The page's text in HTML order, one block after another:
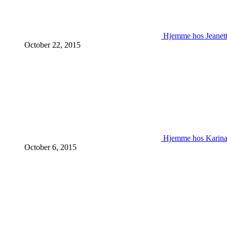
Hjemme hos
October 22, 2015
Hjemme hos Karina
October 6, 2015